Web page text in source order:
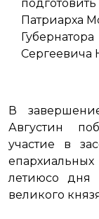
Патриарха
Сергеевича
В
Августин
участие в
летиюсо дня
великого